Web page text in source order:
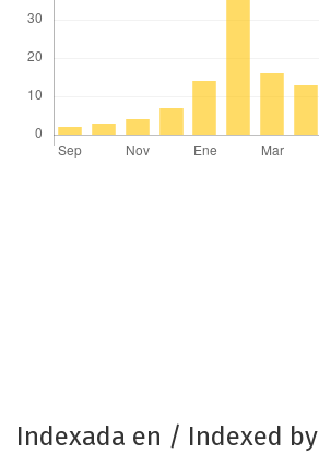
Indexada en / Indexed by